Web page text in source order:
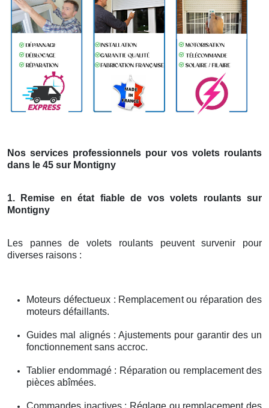
Nos services professionnels pour vos volets roulants
dans le 45 sur Montigny
1. Remise en état fiable de vos volets roulants sur
Montigny
Les pannes de volets roulants peuvent survenir pour
diverses raisons :
Moteurs défectueux : Remplacement ou réparation des
moteurs défaillants.
Guides mal alignés : Ajustements pour garantir des un
fonctionnement sans accroc.
Tablier endommagé : Réparation ou remplacement des
pièces abîmées.